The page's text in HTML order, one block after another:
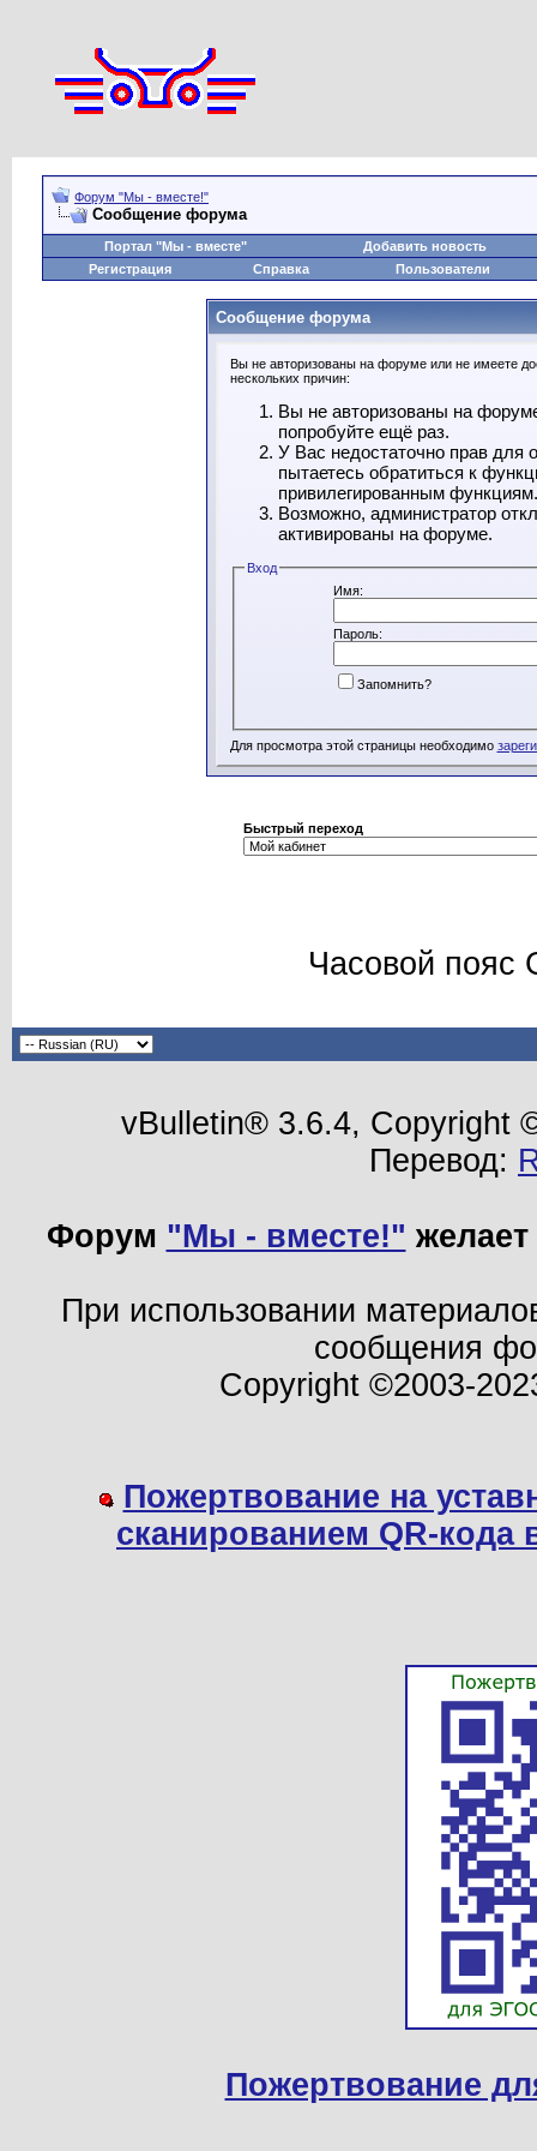
Форум "Мы - вместе!"
Сообщение форума
Портал "Мы - вместе"
Добавить новость
Регистрация
Справка Пользователи
Сообщение форума
Вы не авторизованы на форуме или не имеете
нескольких причин:
Вы не авторизованы на
попробуйте ещё раз.
У Вас недостаточно прав для
пытаетесь обратиться к
привилегированным функциям.
Возможно, администратор
активированы на форуме.
Вход
Имя:
Пароль:
Запомнить?
Для просмотра этой страницы необходимо
Быстрый переход
Часовой пояс
vBulletin® 3.6.4, Copyright
Перевод:
Форум "Мы - вместе!"
При использовании
сообщения
Copyright ©2003-
Пожертвование на
сканированием QR-
Пожертвование